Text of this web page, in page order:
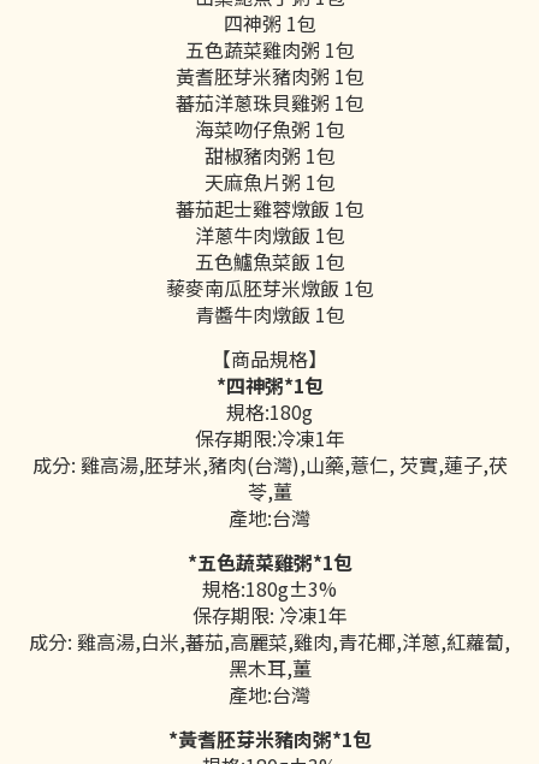
四神粥 1包
五色蔬菜雞肉粥 1包
黃耆胚芽米豬肉粥 1包
蕃茄洋蔥珠貝雞粥 1包
海菜吻仔魚粥 1包
甜椒豬肉粥 1包
天麻魚片粥 1包
蕃茄起士雞蓉燉飯 1包
洋蔥牛肉燉飯 1包
五色鱸魚菜飯 1包
藜麥南瓜胚芽米燉飯 1包
青醬牛肉燉飯 1包
【商品規格】
*四神粥*1包
規格:180g
保存期限:冷凍1年
成分: 雞高湯,胚芽米,豬肉(台灣),山藥,薏仁, 芡實,蓮子,茯
苓,薑
產地:台灣
*五色蔬菜雞粥*1包
規格:180g±3%
保存期限: 冷凍1年
成分: 雞高湯,白米,蕃茄,高麗菜,雞肉,青花椰,洋蔥,紅蘿蔔,
黑木耳,薑
產地:台灣
*黃耆胚芽米豬肉粥*1包